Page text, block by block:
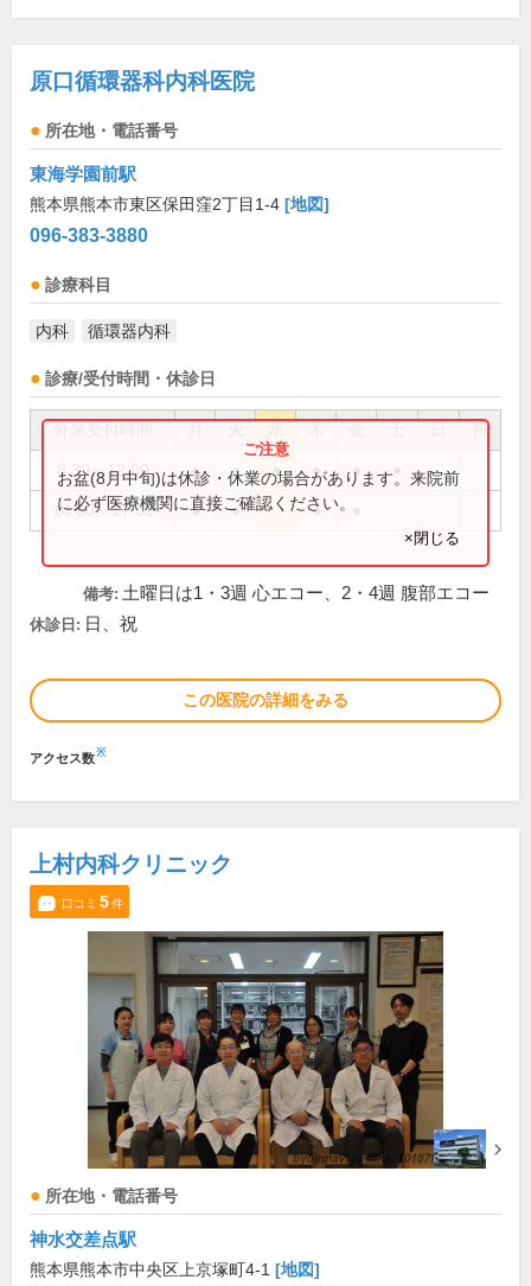
原口循環器科内科医院
所在地・電話番号
東海学園前駅
熊本県熊本市東区保田窪2丁目1-4 [地図]
096-383-3880
診療科目
内科 循環器内科
診療/受付時間・休診日
祝
8:30～12:00 ● ● ● ● ●
14:00～17:00 ● ● ●
お盆(8月中旬)は休診・休業の場合があります。来院前
に必ず医療機関に直接ご確認ください。
×閉じる
備考: 土曜日は1・3週 心エコー、2・4週 腹部エコー
休診日: 日、祝
この医院の詳細をみる
アクセス数※
上村内科クリニック
口コミ 5件
所在地・電話番号
神水交差点駅
熊本県熊本市中央区上京塚町4-1 [地図]